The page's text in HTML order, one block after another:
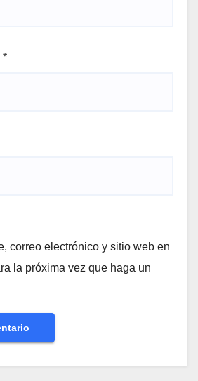
*
correo electrónico y sitio web en
la próxima vez que haga un